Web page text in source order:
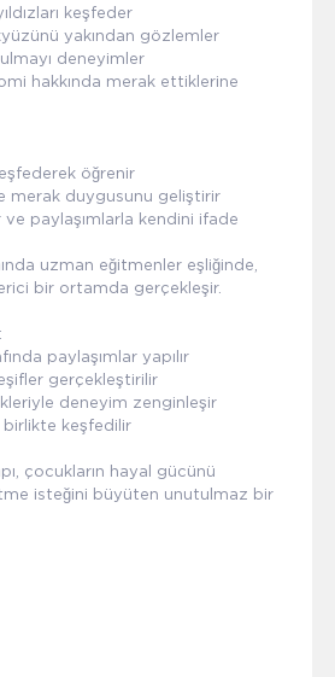
keşfeder
yakından gözlemler
deneyimler
hakkında merak ettiklerine
öğrenir
merak duygusunu geliştirir
paylaşımlarla kendini ifade
uzman eğitmenler eşliğinde,
bir ortamda gerçekleşir.
paylaşımlar yapılır
gerçekleştirilir
deneyim zenginleşir
birlikte keşfedilir
çocukların hayal gücünü
isteğini büyüten unutulmaz bir